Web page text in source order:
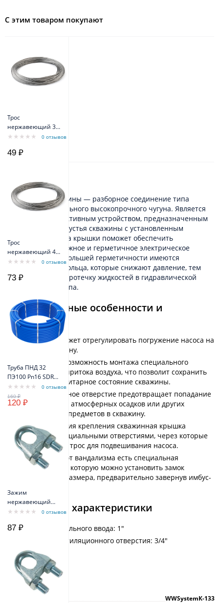
С этим товаром покупают
Трос
нержавеющий 3
мм
0 отзывов
49 ₽
Трос
нержавеющий 4,0
мм
0 отзывов
73 ₽
Труба ПНД 32
ПЭ100 Pn16 SDR11
(синий цвет)
VODOS Standart
0 отзывов
120 ₽
Зажим
нержавеющий
4mm
0 отзывов
87 ₽
Описание
Крышка для скважины — разборное соединение типа
фитинг из специального высокопрочного чугуна. Является
надежным и эффективным устройством, предназначенным
для герметизации устья скважины с установленным
насосом. Установка крышки поможет обеспечить
максимально надёжное и герметичное электрическое
соединение. Для большей герметичности имеются
уплотнительные кольца, которые снижают давление, тем
самым исключая протечку жидкостей в гидравлической
системе любого типа.
Конструктивные особенности и
материалы
Крышка поможет отрегулировать погружение насоса на
нужную глубину.
Существует возможность монтажа специального
клапана для притока воздуха, что позволит сохранить
отличное санитарное состояние скважины.
Вентиляционное отверстие предотвращает попадание
пыли, мусора, атмосферных осадков или других
посторонних предметов в скважину.
Для облегчения крепления скважинная крышка
снабжена специальными отверстиями, через которые
пропускается трос для подвешивания насоса.
Для защиты от вандализма есть специальная
проушина, на которую можно установить замок
небольшого размера, предварительно завернув имбус-
Технические характеристики
Диаметр кабельного ввода: 1"
Диаметр вентиляционного отверстия: 3/4"
Вес: 3,2 кг
Характеристики
WWSystemК-133